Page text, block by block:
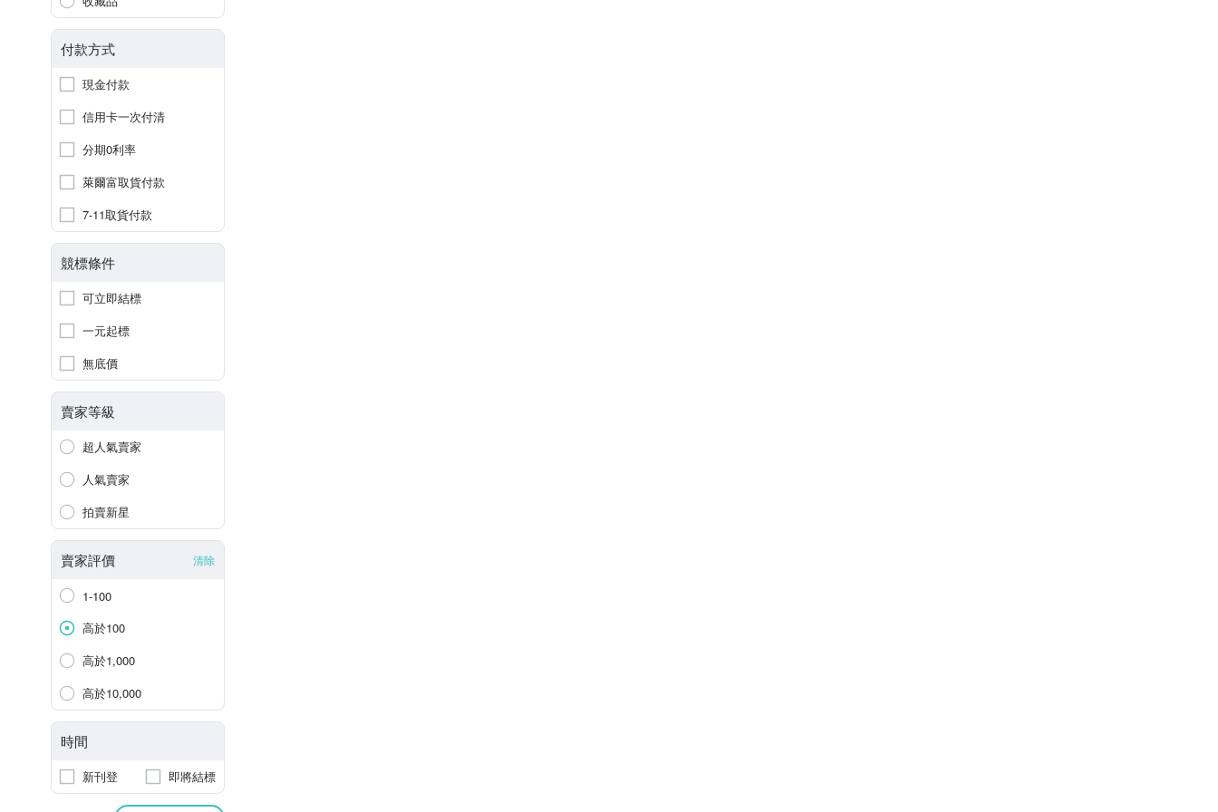
付款方式
現金付款
信用卡一次付清
分期0利率
萊爾富取貨付款
7-11取貨付款
競標條件
可立即結標
一元起標
無底價
賣家等級
超人氣賣家
人氣賣家
拍賣新星
賣家評價 清除
1-100
高於100
高於1,000
高於10,000
時間
新刊登 即將結標